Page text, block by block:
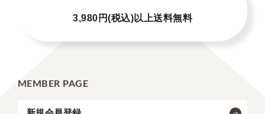
3,980円(税込)以上送料無料
MEMBER PAGE